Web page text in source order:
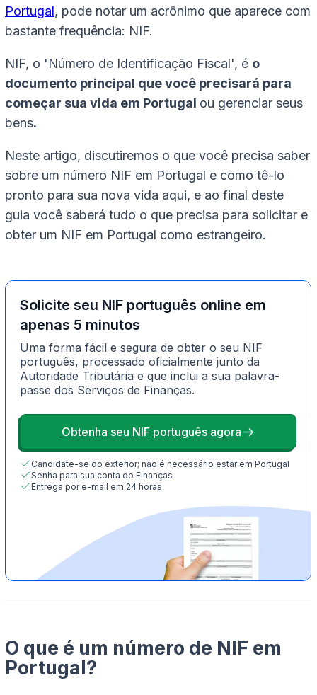
Portugal, pode notar um acrônimo que aparece com
bastante frequência: NIF.
NIF, o 'Número de Identificação Fiscal', é o
documento principal que você precisará para
começar sua vida em Portugal ou gerenciar seus
bens.
Neste artigo, discutiremos o que você precisa saber
sobre um número NIF em Portugal e como tê-lo
pronto para sua nova vida aqui, e ao final deste
guia você saberá tudo o que precisa para solicitar e
obter um NIF em Portugal como estrangeiro.
Solicite seu NIF português online em
apenas 5 minutos
Uma forma fácil e segura de obter o seu NIF
português, processado oficialmente junto da
Autoridade Tributária e que inclui a sua palavra-
passe dos Serviços de Finanças.
Obtenha seu NIF português agora
Candidate-se do exterior; não é necessário estar em Portugal
Senha para sua conta do Finanças
Entrega por e-mail em 24 horas
O que é um número de NIF em
Portugal?